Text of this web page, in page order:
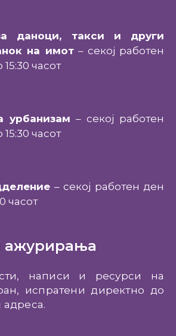
даноци, такси и други
на имот– секој работен
часот
урбанизам – секој работен
часот
– секој работен ден
часот
ажурирања
написи и ресурси на
испратени директно до